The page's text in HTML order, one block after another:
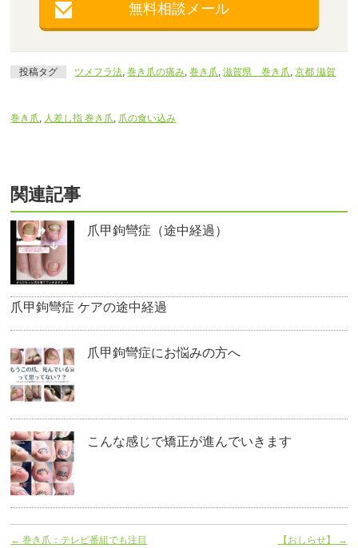
無料相談メール
投稿タグ ツメフラ法,巻き爪の痛み,巻き爪,滋賀県 巻き爪,京都 滋賀
巻き爪, 人差し指 巻き爪, 爪の食い込み
関連記事
爪甲鉤彎症（途中経過）
爪甲鉤彎症 ケアの途中経過
爪甲鉤彎症にお悩みの方へ
こんな感じで矯正が進んでいきます
← 巻き爪：テレビ番組でも注目 【おしらせ】 →